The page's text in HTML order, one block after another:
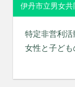
伊丹市立男女
特定非営利活
女性と子ど